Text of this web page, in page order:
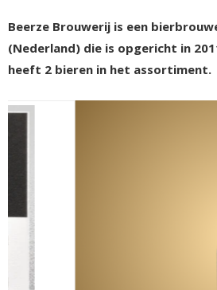
Beerze Brouwerij is een
(Nederland) die is opgericht in
heeft 2 bieren in het assortiment.